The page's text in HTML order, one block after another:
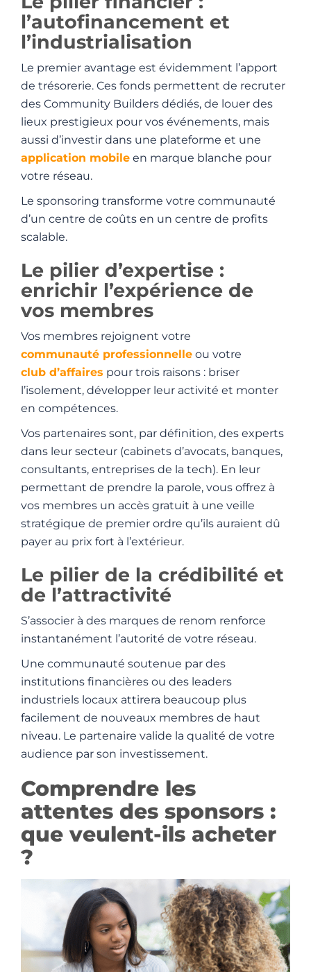
l’autofinancement et
l’industrialisation
Le premier avantage est évidemment l’apport
de trésorerie. Ces fonds permettent de recruter
des Community Builders dédiés, de louer des
lieux prestigieux pour vos événements, mais
aussi d’investir dans une plateforme et une
application mobile en marque blanche pour
votre réseau.
Le sponsoring transforme votre communauté
d’un centre de coûts en un centre de profits
scalable.
Le pilier d’expertise :
enrichir l’expérience de
vos membres
Vos membres rejoignent votre
communauté professionnelle ou votre
club d’affaires pour trois raisons : briser
l’isolement, développer leur activité et monter
en compétences.
Vos partenaires sont, par définition, des experts
dans leur secteur (cabinets d’avocats, banques,
consultants, entreprises de la tech). En leur
permettant de prendre la parole, vous offrez à
vos membres un accès gratuit à une veille
stratégique de premier ordre qu’ils auraient dû
payer au prix fort à l’extérieur.
Le pilier de la crédibilité et
de l’attractivité
S’associer à des marques de renom renforce
instantanément l’autorité de votre réseau.
Une communauté soutenue par des
institutions financières ou des leaders
industriels locaux attirera beaucoup plus
facilement de nouveaux membres de haut
niveau. Le partenaire valide la qualité de votre
audience par son investissement.
Comprendre les
attentes des sponsors :
que veulent-ils acheter
?